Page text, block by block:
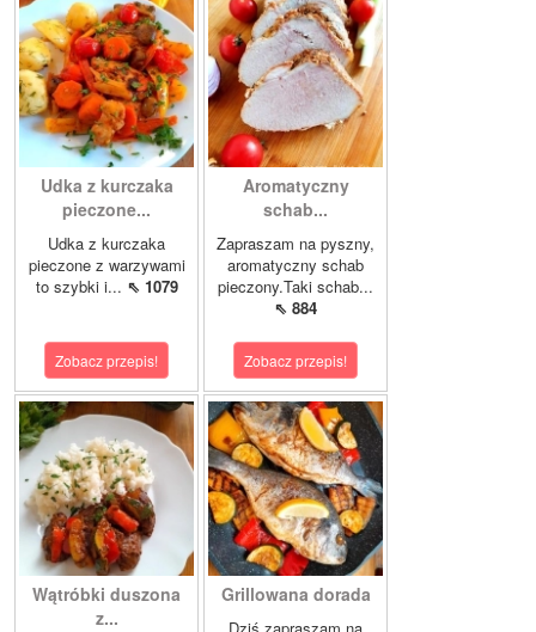
Udka z kurczaka
pieczone...
Udka z kurczaka
pieczone z warzywami
to szybki i... ⇖ 1079
Zobacz przepis!
Aromatyczny
schab...
Zapraszam na pyszny,
aromatyczny schab
pieczony.Taki schab...
⇖ 884
Zobacz przepis!
Wątróbki duszona
z...
Grillowana dorada